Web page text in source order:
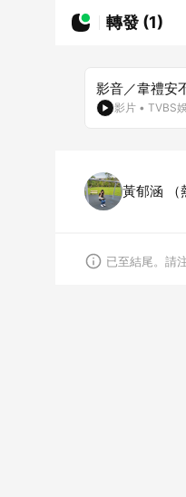
轉發 (1)
影音／韋禮安
影片 • TVBS
黃郁涵 （
已至結尾。請